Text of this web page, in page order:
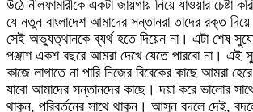
উঠে নীলফামারীকে একটা জায়গায় নিয়ে যাওয়ার চেষ্টা
যে নতুন বাংলাদেশ আমাদের সন্তানরা তাদের রক্ত
সেই অভ্যুত্থানকে ব্যর্থ হতে দিয়েন না। এটা শেষ
পঞ্জাশ একশ বছরে আমরা দেখে যেতে পারবো না। এই
কাজে লাগাতে না পারি নিজের বিবেকের কাছে আমরা
যাবো আমাদের সন্তানদের কাছে। দয়া করে ভালোর
থাকুন, পরিবর্তনের সাথে থাকুন। আসুন বদলে দেই,